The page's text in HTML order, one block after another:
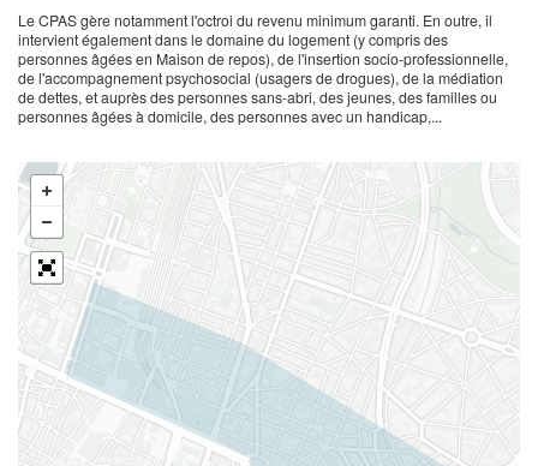
Le CPAS gère notamment l'octroi du revenu minimum garanti. En outre, il
intervient également dans le domaine du logement (y compris des
personnes âgées en Maison de repos), de l'insertion socio-professionnelle,
de l'accompagnement psychosocial (usagers de drogues), de la médiation
de dettes, et auprès des personnes sans-abri, des jeunes, des familles ou
personnes âgées à domicile, des personnes avec un handicap,...